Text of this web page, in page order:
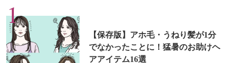
【保存版】アホ毛・うねり髪が1分
でなかったことに！猛暑のお助けヘ
アアイテム16選